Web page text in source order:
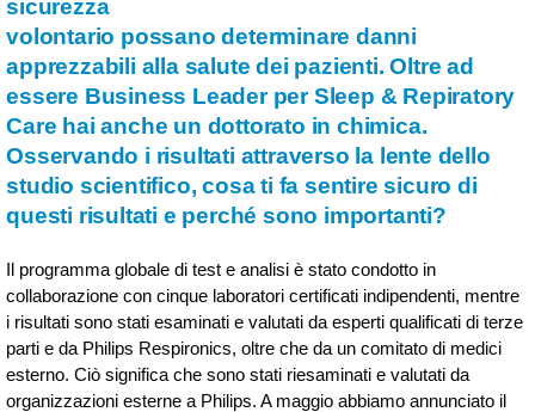
sicurezza
volontario possano determinare danni
apprezzabili alla salute dei pazienti. Oltre ad
essere Business Leader per Sleep & Repiratory
Care hai anche un dottorato in chimica.
Osservando i risultati attraverso la lente dello
studio scientifico, cosa ti fa sentire sicuro di
questi risultati e perché sono importanti?
Il programma globale di test e analisi è stato condotto in
collaborazione con cinque laboratori certificati indipendenti, mentre
i risultati sono stati esaminati e valutati da esperti qualificati di terze
parti e da Philips Respironics, oltre che da un comitato di medici
esterno. Ciò significa che sono stati riesaminati e valutati da
organizzazioni esterne a Philips. A maggio abbiamo annunciato il